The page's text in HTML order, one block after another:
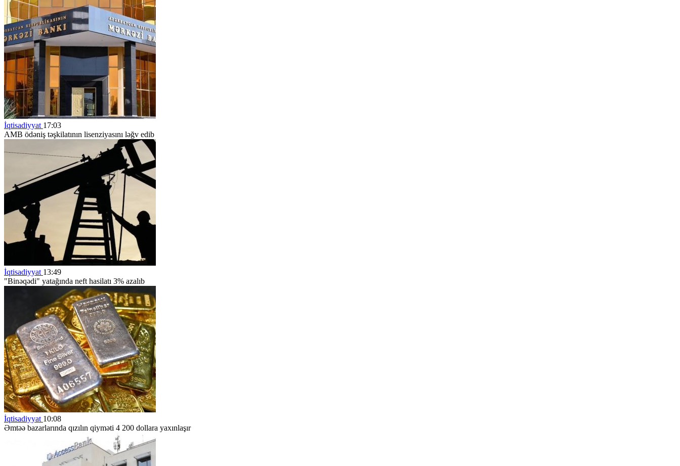
İqtisadiyyat 17:03
AMB ödəniş təşkilatının lisenziyasını ləğv edib
İqtisadiyyat 13:49
"Binəqədi" yatağında neft hasilatı 3% azalıb
İqtisadiyyat 10:08
Əmtəə bazarlarında qızılın qiyməti 4 200 dollara yaxınlaşır